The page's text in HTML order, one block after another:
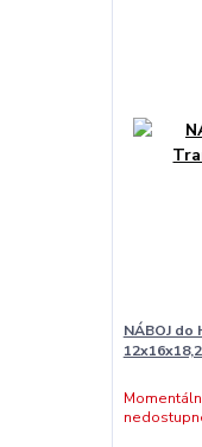
NÁBOJ do